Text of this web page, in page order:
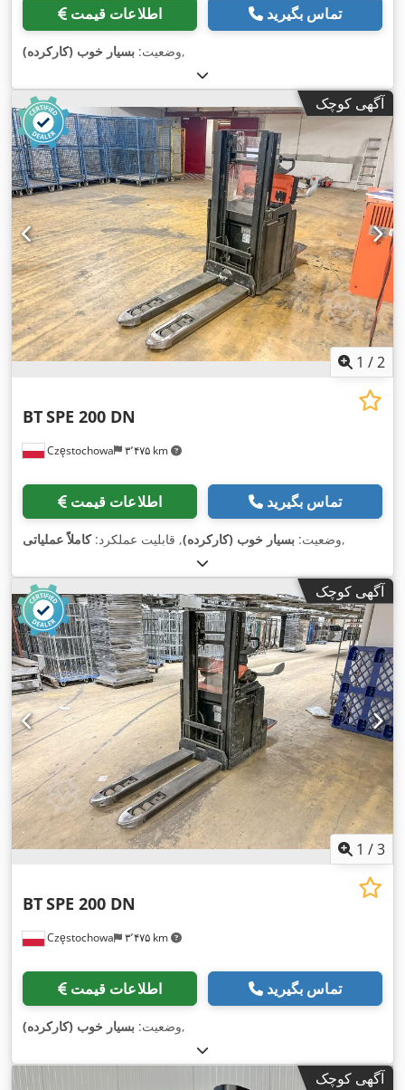
اطلاعات قیمت تماس بگیرید
وضعیت: بسیار خوب (کارکرده) ,
آگهی کوچک
1 /2
Częstochowa ۳٬۴۷۵ km
BTSPE 200 DN
اطلاعات قیمت تماس بگیرید
وضعیت: بسیار خوب (کارکرده), قابلیت عملکرد:کاملاً عملیاتی ,
آگهی کوچک
1 /3
Częstochowa ۳٬۴۷۵ km
BTSPE 200 DN
اطلاعات قیمت تماس بگیرید
وضعیت: بسیار خوب (کارکرده) ,
آگهی کوچک